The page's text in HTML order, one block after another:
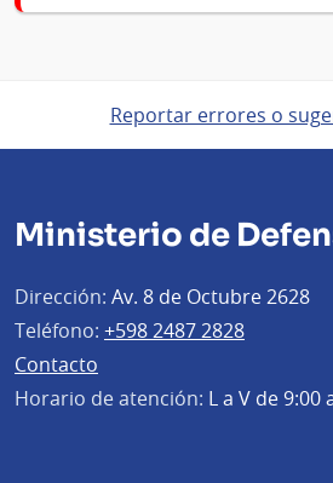
Reportar errores o
Ministerio de
Dirección: Av. 8 de Octubre 2628
Teléfono: +598 2487 2828
Contacto
Horario de atención: L a V de 9:00